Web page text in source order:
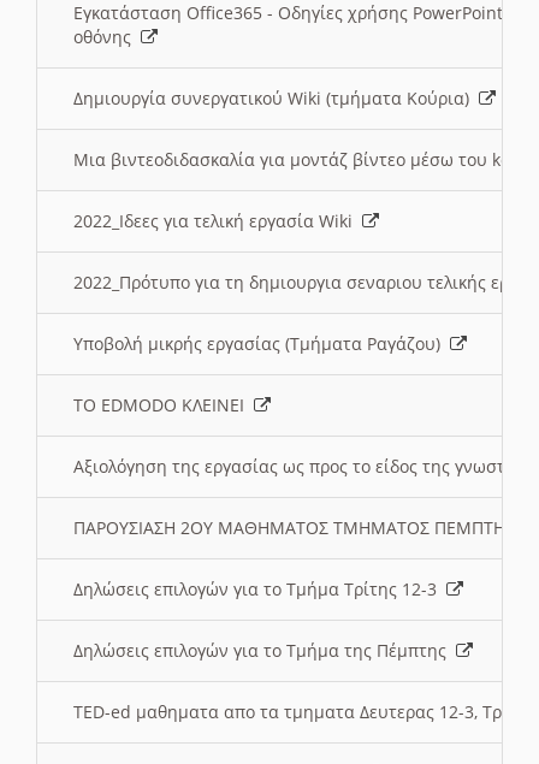
Εγκατάσταση Office365 - Οδηγίες χρήσης PowerPoint
οθόνης
Δημιουργία συνεργατικού Wiki (τμήματα Κούρια)
Μια βιντεοδιδασκαλία για μοντάζ βίντεο μέσω του
2022_Ιδεες για τελική εργασία Wiki
2022_Πρότυπο για τη δημιουργια σεναριου τελικής
Υποβολή μικρής εργασίας (Τμήματα Ραγάζου)
ΤΟ EDMODO ΚΛΕΙΝΕΙ
Αξιολόγηση της εργασίας ως προς το είδος της
ΠΑΡΟΥΣΙΑΣΗ 2ΟΥ ΜΑΘΗΜΑΤΟΣ ΤΜΗΜΑΤΟΣ
Δηλώσεις επιλογών για το Τμήμα Τρίτης 12-3
Δηλώσεις επιλογών για το Τμήμα της Πέμπτης
TED-ed μαθηματα απο τα τμηματα Δευτερας 12-3,